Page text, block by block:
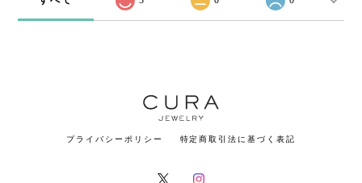
プライバシーポリシー 特定商取引法に基づく表記